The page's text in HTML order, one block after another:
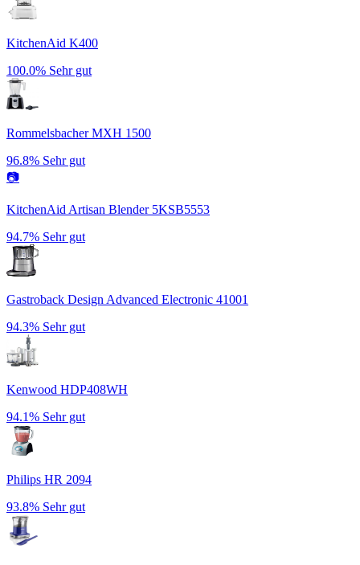
KitchenAid K400
100.0% Sehr gut
Rommelsbacher MXH 1500
96.8% Sehr gut
📷
KitchenAid Artisan Blender 5KSB5553
94.7% Sehr gut
Gastroback Design Advanced Electronic 41001
94.3% Sehr gut
Kenwood HDP408WH
94.1% Sehr gut
Philips HR 2094
93.8% Sehr gut